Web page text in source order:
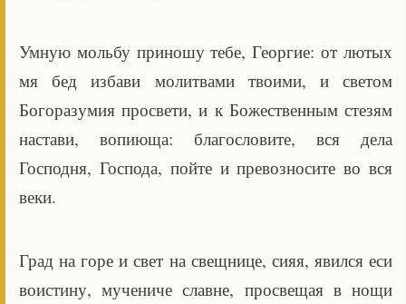
Умную мольбу приношу тебе, Георгие: от лютых
мя бед избави молитвами твоими, и светом
Богоразумия просвети, и к Божественным стезям
настави, вопиюща: благословите, вся дела
Господня, Господа, пойте и превозносите во вся
веки.
Град на горе и свет на свещнице, сияя, явился еси
воистину, мучениче славне, просвещая в нощи